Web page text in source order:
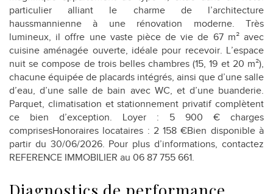
particulier alliant le charme de l’architecture
haussmannienne à une rénovation moderne. Très
lumineux, il offre une vaste pièce de vie de 67 m² avec
cuisine aménagée ouverte, idéale pour recevoir. L’espace
nuit se compose de trois belles chambres (15, 19 et 20 m²),
chacune équipée de placards intégrés, ainsi que d’une salle
d’eau, d’une salle de bain avec WC, et d’une buanderie.
Parquet, climatisation et stationnement privatif complètent
ce bien d’exception. Loyer : 5 900 € charges
comprisesHonoraires locataires : 2 158 €Bien disponible à
partir du 30/06/2026. Pour plus d’informations, contactez
REFERENCE IMMOBILIER au 06 87 755 661.